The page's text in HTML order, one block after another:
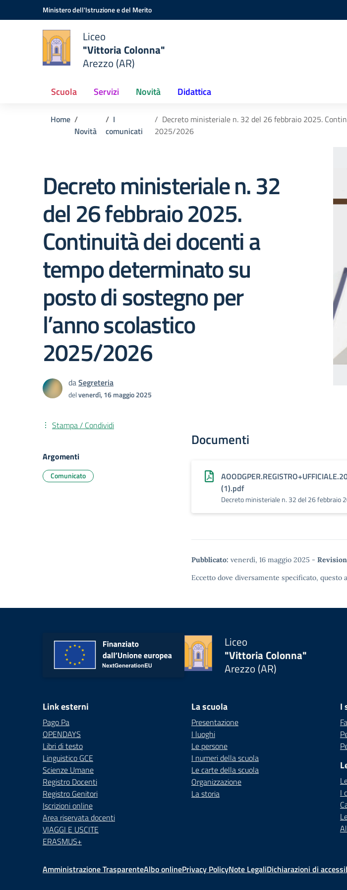
Vai ai contenuti
Vai al menu di navigazioneMinistero dell'Istruzione e del Merito
Liceo
"Vittoria Colonna"
Arezzo (AR)
Scuola Servizi Novità Didattica
Home
Novità
I
comunicati
Decreto ministeriale n. 32 del 26 febbraio 2025.
2025/2026
Decreto ministeriale n. 32
del 26 febbraio 2025.
Continuità dei docenti a
tempo determinato su
posto di sostegno per
l’anno scolastico
2025/2026
daSegreteria
delvenerdì, 16 maggio 2025
Documenti
(1).pdf
Decreto ministeriale n. 32 del 26 febbraio
Pubblicato: venerdì, 16 maggio 2025 -
Eccetto dove diversamente specificato, questo
Stampa / Condividi
Argomenti
Comunicato
Liceo
"Vittoria Colonna"
Arezzo (AR)
Link esterni
Pago Pa
OPENDAYS
Libri di testo
Linguistico GCE
Scienze Umane
Registro Docenti
Registro Genitori
Iscrizioni online
Area riservata docenti
VIAGGI E USCITE
ERASMUS+
La scuola
Presentazione
I luoghi
Le persone
I numeri della scuola
Le carte della scuola
Organizzazione
La storia
I
I
Amministrazione TrasparenteAlbo onlinePrivacy PolicyNote LegaliDichiarazioni di